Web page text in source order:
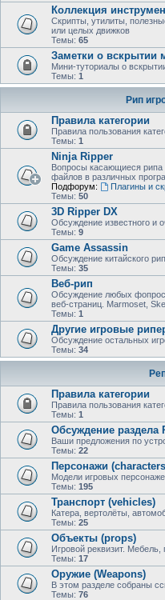
Коллекция
Скрипты, утилиты,
или целых движков
Темы: 65
Заметки о вскрытии
Мини-туториалы о
Темы: 1
Рип
Правила категории
Правила пользования
Темы: 1
Ninja Ripper
Вопросы касающиеся рипа
файлов в различных
Подфорум:
Плагины и
Темы: 50
3D Ripper DX
Обсуждение известного и
Темы: 9
Game Assassin
Обсуждение китайского
Темы: 35
Веб-рип
Обсуждение любых
веб-страниц. Marmoset,
Темы: 1
Другие игровые
Обсуждение остальных
Темы: 34
Правила категории
Правила пользования
Темы: 1
Обсуждение раздела
Ваши предложения по
Темы: 22
Персонажи
Модели игровых
Темы: 195
Транспорт (vehicles)
Катера, вертолёты,
Темы: 25
Объекты (props)
Игровой реквизит. Мебель,
Темы: 17
Оружие (Weapons)
В этом разделе собраны
Темы: 76